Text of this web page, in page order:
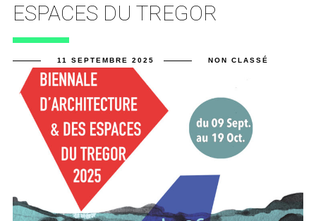
ESPACES DU TREGOR
11 SEPTEMBRE 2025 NON CLASSÉ